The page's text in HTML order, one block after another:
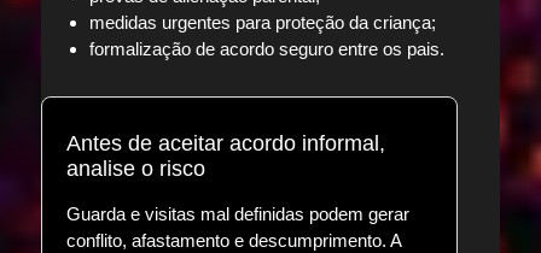
medidas urgentes para proteção da criança;
formalização de acordo seguro entre os pais.
Antes de aceitar acordo informal,
analise o risco
Guarda e visitas mal definidas podem gerar
conflito, afastamento e descumprimento. A